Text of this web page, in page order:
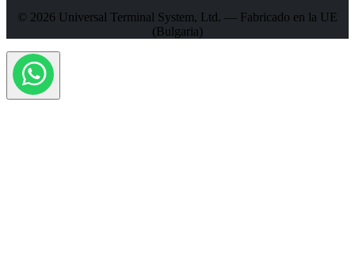
© 2026 Universal Terminal System, Ltd. — Fabricado en la UE
(Bulgaria)